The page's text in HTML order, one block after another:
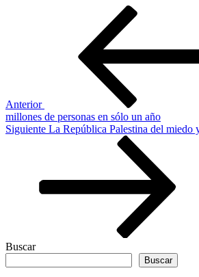
Anterior
millones de personas en sólo un año
Siguiente
Siguiente La República Palestina del miedo
Buscar
Buscar